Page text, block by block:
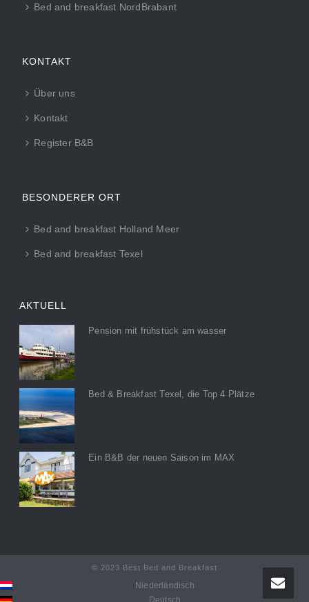
Bed and breakfast NordBrabant
KONTAKT
Über uns
Kontakt
Register B&B
BESONDERER ORT
Bed and breakfast Holland Meer
Bed and breakfast Texel
AKTUELL
Pension mit frühstück am wasser
Bed & Breakfast Texel, die Top 4 Plätze
Ein B&B der neuen Saison im MAX
© 2023 Best Bed and Breakfast
Niederländisch
Deutsch